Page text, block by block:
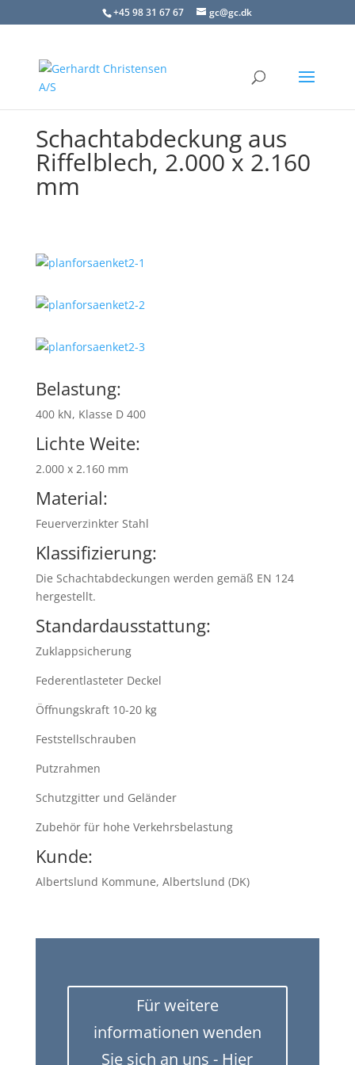
+45 98 31 67 67 gc@gc.dk
Schachtabdeckung aus
Riffelblech, 2.000 x 2.160
mm
Belastung:
400 kN, Klasse D 400
Lichte Weite:
2.000 x 2.160 mm
Material:
Feuerverzinkter Stahl
Klassifizierung:
Die Schachtabdeckungen werden gemäß EN 124
hergestellt.
Standardausstattung:
Zuklappsicherung
Federentlasteter Deckel
Öffnungskraft 10-20 kg
Feststellschrauben
Putzrahmen
Schutzgitter und Geländer
Zubehör für hohe Verkehrsbelastung
Kunde:
Albertslund Kommune, Albertslund (DK)
Für weitere
informationen wenden
Sie sich an uns - Hier